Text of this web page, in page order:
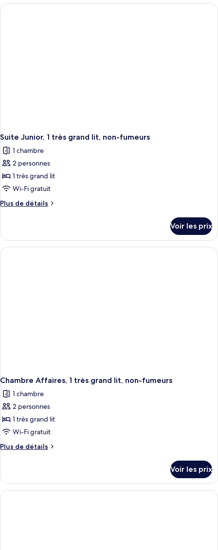
2
type
de
Suite Junior, 1 très grand lit, non-fumeurs
1 chambre
2 personnes
1 très grand lit
Wi-Fi gratuit
Plus de détails
Plus
le
type
de
Voir les prix
Chambre Affaires, 1 très grand lit, non-fumeurs
1 chambre
2 personnes
1 très grand lit
Wi-Fi gratuit
Plus de détails
Plus
le
type
de
Voir les prix